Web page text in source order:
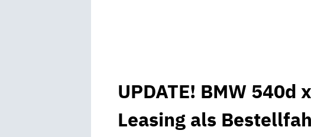
UPDATE! BMW 540d
Leasing als